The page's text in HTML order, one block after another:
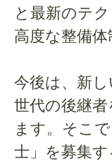
と最新のテ
高度な整備体
今後は、新
世代の後継
ます。そこ
士」を募集す